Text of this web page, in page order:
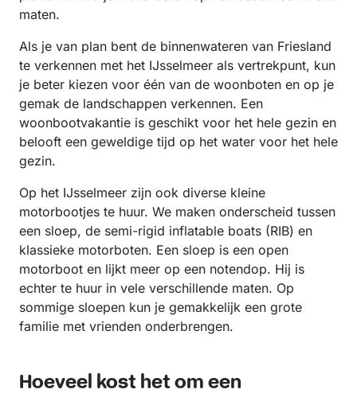
maten.
Als je van plan bent de binnenwateren van Friesland
te verkennen met het IJsselmeer als vertrekpunt, kun
je beter kiezen voor één van de woonboten en op je
gemak de landschappen verkennen. Een
woonbootvakantie is geschikt voor het hele gezin en
belooft een geweldige tijd op het water voor het hele
gezin.
Op het IJsselmeer zijn ook diverse kleine
motorbootjes te huur. We maken onderscheid tussen
een sloep, de semi-rigid inflatable boats (RIB) en
klassieke motorboten. Een sloep is een open
motorboot en lijkt meer op een notendop. Hij is
echter te huur in vele verschillende maten. Op
sommige sloepen kun je gemakkelijk een grote
familie met vrienden onderbrengen.
Hoeveel kost het om een